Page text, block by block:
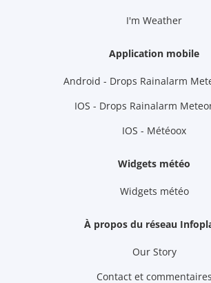
I'm Weather
Application mobile
Android - Drops Rainalarm
IOS - Drops Rainalarm
IOS - Météoox
Widgets météo
Widgets météo
À propos du réseau
Our Story
Contact et commentaires